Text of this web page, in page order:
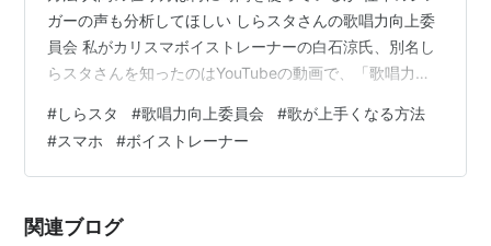
ガーの声も分析してほしい しらスタさんの歌唱力向上委
員会 私がカリスマボイストレーナーの白石涼氏、別名し
らスタさんを知ったのはYouTubeの動画で、「歌唱力向
にみたのは私が最初なかなかできなかった「リップロー
ル」についての動画だった。 まず動画でド肝を抜かれた
のは、休符がほとんどない、そのマシンガントークだっ
たらLGBTのゲイであることを公表しているらしい）。
#しらスタ #歌唱力向上委員会 #歌が上手くなる方法
#スマホ #ボイストレーナー
関連ブログ